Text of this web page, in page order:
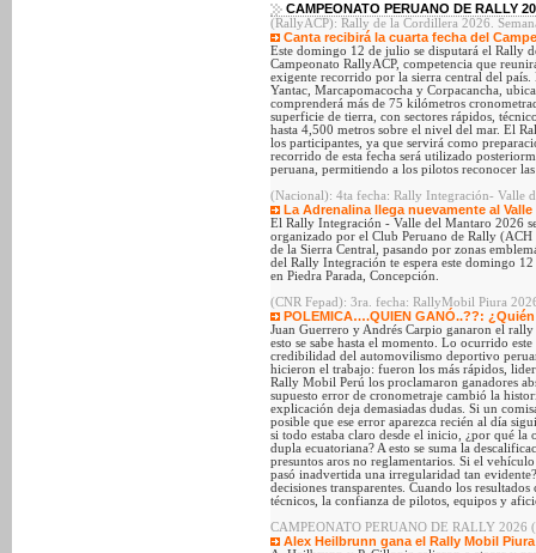
CAMPEONATO PERUANO DE RALLY
(RallyACP): Rally de la Cordillera 2026.
Canta recibirá la cuarta fecha del
Este domingo 12 de julio se disputará el Rally
Campeonato RallyACP, competencia que
exigente recorrido por la sierra central del país.
Yantac, Marcapomacocha y Corpacancha,
comprenderá más de 75 kilómetros
superficie de tierra, con sectores rápidos,
hasta 4,500 metros sobre el nivel del mar. El
los participantes, ya que servirá como
recorrido de esta fecha será utilizado
peruana, permitiendo a los pilotos reconocer
(Nacional): 4ta fecha: Rally Integración- Valle
La Adrenalina llega nuevamente al
El Rally Integración - Valle del Mantaro 2026
organizado por el Club Peruano de Rally
de la Sierra Central, pasando por zonas
del Rally Integración te espera este domingo
en Piedra Parada, Concepción.
(CNR Fepad): 3ra. fecha: RallyMobil Piura
POLEMICA….QUIEN GANÓ..??:
Juan Guerrero y Andrés Carpio ganaron el
esto se sabe hasta el momento. Lo ocurrido
credibilidad del automovilismo deportivo
hicieron el trabajo: fueron los más rápidos,
Rally Mobil Perú los proclamaron ganadores
supuesto error de cronometraje cambió la
explicación deja demasiadas dudas. Si un
posible que ese error aparezca recién al día
si todo estaba claro desde el inicio, ¿por qué
dupla ecuatoriana? A esto se suma la
presuntos aros no reglamentarios. Si el
pasó inadvertida una irregularidad tan
decisiones transparentes. Cuando los
técnicos, la confianza de pilotos, equipos y
CAMPEONATO PERUANO DE RALLY 2026
Alex Heilbrunn gana el Rally Mobil Piura